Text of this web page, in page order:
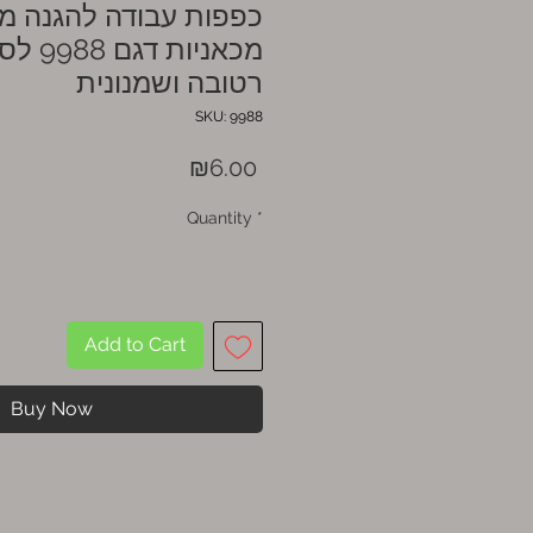
כפפות עבודה להגנה
רטובה ושמנונית
SKU: 9988
₪6.00
Quantity *
Add to Cart
Buy Now